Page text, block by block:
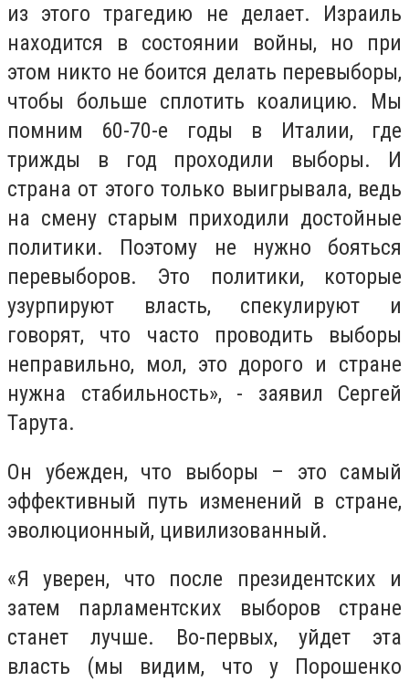
из этого трагедию не делает. Израиль
находится в состоянии войны, но при
этом никто не боится делать перевыборы,
чтобы больше сплотить коалицию. Мы
помним 60-70-е годы в Италии, где
трижды в год проходили выборы. И
страна от этого только выигрывала, ведь
на смену старым приходили достойные
политики. Поэтому не нужно бояться
перевыборов. Это политики, которые
узурпируют власть, спекулируют и
говорят, что часто проводить выборы
неправильно, мол, это дорого и стране
нужна стабильность», - заявил Сергей
Тарута.
Он убежден, что выборы – это самый
эффективный путь изменений в стране,
эволюционный, цивилизованный.
«Я уверен, что после президентских и
затем парламентских выборов стране
станет лучше. Во-первых, уйдет эта
власть (мы видим, что у Порошенко